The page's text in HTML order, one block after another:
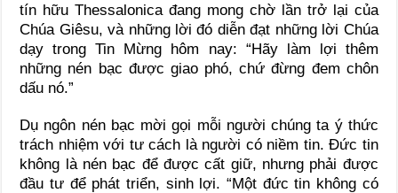
tín hữu Thessalonica đang mong chờ lần trở lại của
Chúa Giêsu, và những lời đó diễn đạt những lời Chúa
dạy trong Tin Mừng hôm nay: “Hãy làm lợi thêm
những nén bạc được giao phó, chứ đừng đem chôn
dấu nó.”
Dụ ngôn nén bạc mời gọi mỗi người chúng ta ý thức
trách nhiệm với tư cách là người có niềm tin. Ðức tin
không là nén bạc để được cất giữ, nhưng phải được
đầu tư để phát triển, sinh lợi. “Một đức tin không có